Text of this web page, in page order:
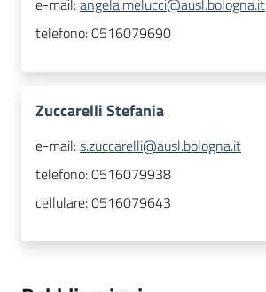
e-mail:angela.melucci@ausl.bologna.it
telefono:0516079690
Zuccarelli Stefania
e-mail:s.zuccarelli@ausl.bologna.it
telefono:0516079938
cellulare:0516079643